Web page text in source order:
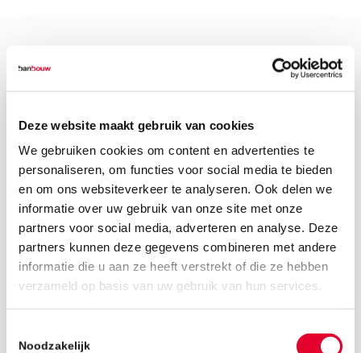
Deze website maakt gebruik van cookies
We gebruiken cookies om content en advertenties te
personaliseren, om functies voor social media te bieden
en om ons websiteverkeer te analyseren. Ook delen we
informatie over uw gebruik van onze site met onze
partners voor social media, adverteren en analyse. Deze
partners kunnen deze gegevens combineren met andere
informatie die u aan ze heeft verstrekt of die ze hebben
verzameld op basis van uw gebruik van hun services.
Noodzakelijk
31 januari 2019